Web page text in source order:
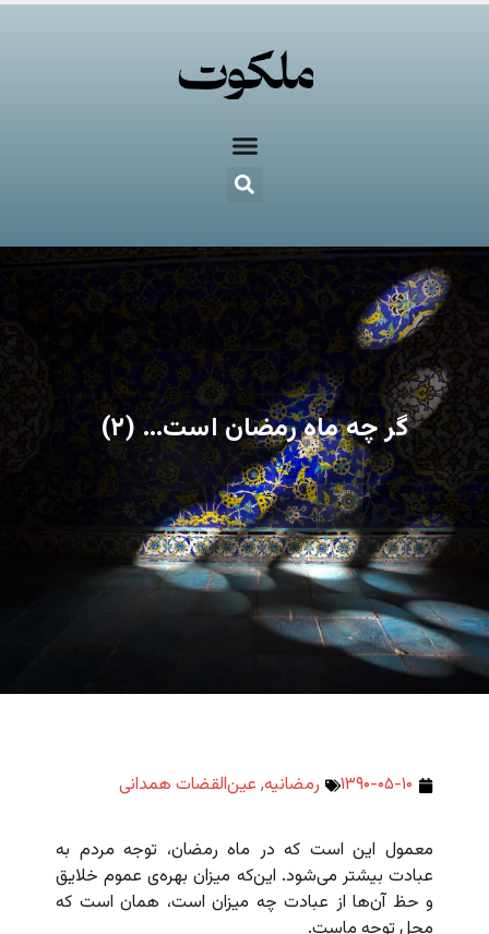
گر چه ماه رمضان است… (۲)
۱۳۹۰-۰۵-۱۰ رمضانیه, عین‌القضات همدانی
معمول این است که در ماه رمضان، توجه مردم به
عبادت بیشتر می‌شود. این‌که میزان بهره‌ی عموم خلایق
و حظ آن‌ها از عبادت چه میزان است، همان است که